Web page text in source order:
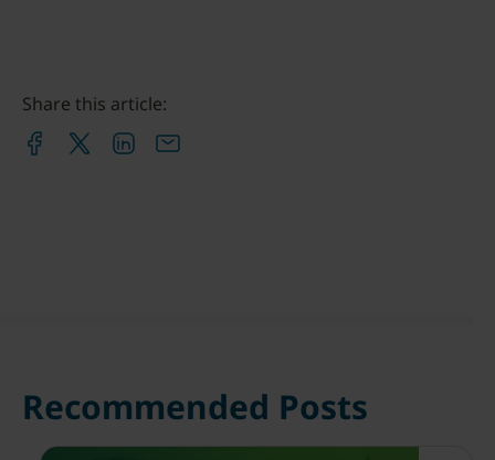
Share this article:
Recommended Posts